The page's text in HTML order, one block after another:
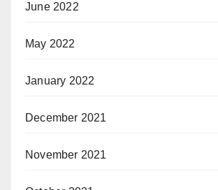
June 2022
May 2022
January 2022
December 2021
November 2021